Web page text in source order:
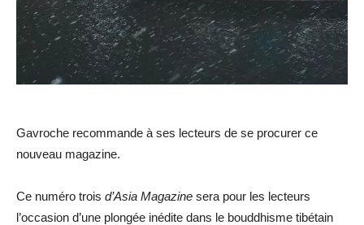
Gavroche recommande à ses lecteurs de se procurer ce
nouveau magazine.
Ce numéro trois d’Asia Magazine sera pour les lecteurs
l’occasion d’une plongée inédite dans le bouddhisme tibétain